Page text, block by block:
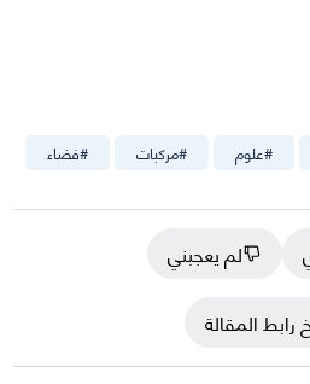
#فضاء #مركبات #علوم
لم يعجبني
المقالة